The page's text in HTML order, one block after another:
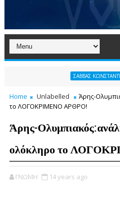
ΣΑΒΒΑΣ ΚΩΝΣΤΑΝΤΙΝΙΔΗΣ
Home Unlabelled
Άρης-
το ΛΟΓΟΚΡΙΜΕΝΟ ΑΡΘΡΟ!
Άρης-
ολόκληρο το
ΓΝΩΜΗ 14 years ago